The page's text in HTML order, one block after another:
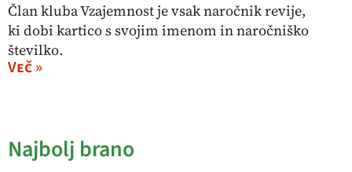
Član kluba Vzajemnost je vsak naročnik revije,
ki dobi kartico s svojim imenom in naročniško
številko.
Več »
Najbolj brano